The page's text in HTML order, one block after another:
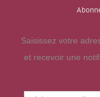
Saisissez votre
et recevoir une